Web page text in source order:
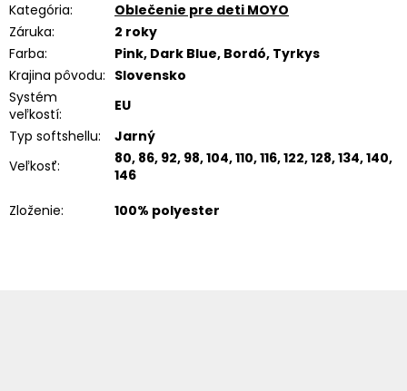
Kategória:
Oblečenie pre deti MOYO
Záruka:
2 roky
Farba:
Pink, Dark Blue, Bordó, Tyrkys
Krajina pôvodu: Slovensko
Systém
veľkostí:
EU
Typ softshellu:
Jarný
Veľkosť:
80, 86, 92, 98, 104, 110, 116, 122, 128, 134, 140,
146
Zloženie: 100% polyester